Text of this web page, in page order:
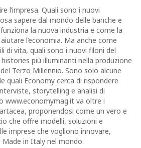
l’impresa. Quali sono i nuovi
sapere dal mondo delle banche e
la nuova industria e come la
l’economia. Ma anche come
di vita, quali sono i nuovi filoni del
più illuminanti nella produzione
Terzo Millennio. Sono solo alcune
quali Economy cerca di rispondere
storytelling e analisi di
www.economymag.it va oltre i
proponendosi come un vero e
che offre modelli, soluzioni e
imprese che vogliono innovare,
in Italy nel mondo.